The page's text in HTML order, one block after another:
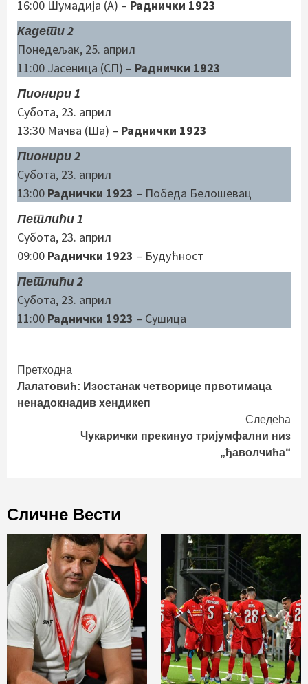
16:00 Шумадија (А) – Раднички 1923
Кадети 2
Понедељак, 25. април
11:00 Јасеница (СП) – Раднички 1923
Пионири 1
Субота, 23. април
13:30 Мачва (Ша) – Раднички 1923
Пионири 2
Субота, 23. април
13:00 Раднички 1923 – Победа Белошевац
Петлићи 1
Субота, 23. април
09:00 Раднички 1923 – Будућност
Петлићи 2
Субота, 23. април
11:00 Раднички 1923 – Сушица
Continue
Reading
Претходна
Лалатовић: Изостанак четворице првотимаца
ненадокнадив хендикеп
Следећа
Чукарички прекинуо тријумфални низ
„ђаволчића“
Сличне Вести